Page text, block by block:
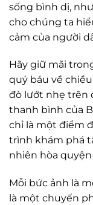
sống bình dị,
cho chúng ta
cảm của người
Hãy giữ mãi
quý báu về
đò lướt nhẹ trên
thanh bình của
chỉ là một điểm
trình khám phá
nhiên hòa
Mỗi bức ảnh là
là một chuyến